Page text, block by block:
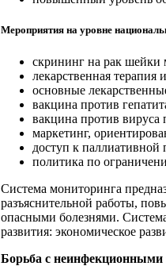
Мероприятия на уровне
скрининг на рак шейки
лекарственная терапия
основные
вакцина против
вакцина против вируса
маркетинг,
доступ к
политика по
Система мониторинга
разъяснительной работы,
опасными болезнями.
развития: экономическое
Борьба с неинфекционными